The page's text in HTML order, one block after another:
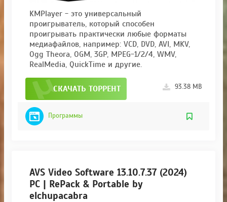
KMPlayer - это универсальный
проигрыватель, который способен
проигрывать практически любые форматы
медиафайлов, например: VCD, DVD, AVI, MKV,
Ogg Theora, OGM, 3GP, MPEG-1/2/4, WMV,
RealMedia, QuickTime и другие.
СКАЧАТЬ ТОРРЕНТ 93.38 MB
Программы
AVS Video Software 13.10.7.37 (2024)
PC | RePack & Portable by
elchupacabra